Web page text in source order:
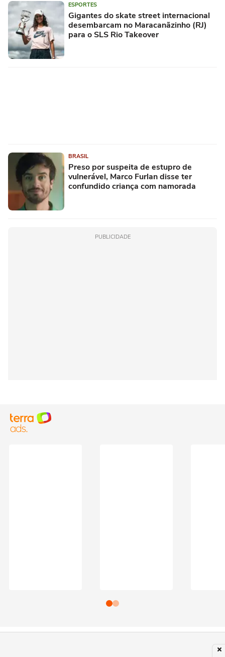
ESPORTES
Gigantes do skate street internacional
desembarcam no Maracanãzinho (RJ)
para o SLS Rio Takeover
BRASIL
Preso por suspeita de estupro de
vulnerável, Marco Furlan disse ter
confundido criança com namorada
PUBLICIDADE